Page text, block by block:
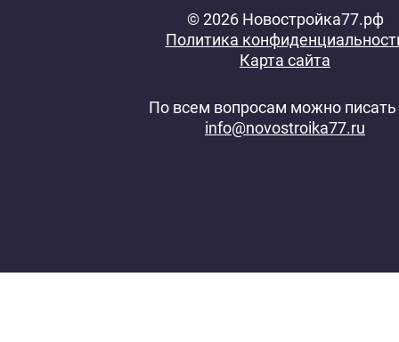
© 2026 Новостройка77.рф
Политика
Карта сайта
По всем вопросам можно писать
info@novostroika77.ru